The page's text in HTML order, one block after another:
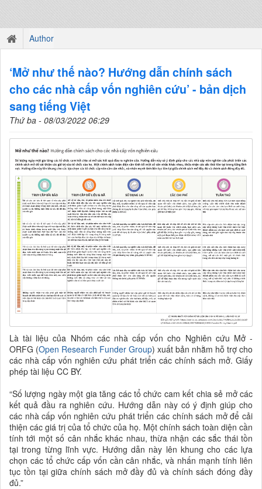
Author
‘Mở như thế nào? Hướng dẫn chính sách
cho các nhà cấp vốn nghiên cứu’ - bản dịch
sang tiếng Việt
Thứ ba - 08/03/2022 06:29
Là tài liệu của Nhóm các nhà cấp vốn cho Nghiên cứu Mở -
ORFG (Open Research Funder Group) xuất bản nhằm hỗ trợ cho
các nhà cấp vốn nghiên cứu phát triển các chính sách mở. Giấy
phép tài liệu CC BY.
“Số lượng ngày một gia tăng các tổ chức cam kết chia sẻ mở các
kết quả đầu ra nghiên cứu. Hướng dẫn này có ý định giúp cho
các nhà cấp vốn nghiên cứu phát triển các chính sách mở để cải
thiện các giá trị của tổ chức của họ. Một chính sách toàn diện cần
tính tới một số cân nhắc khác nhau, thừa nhận các sắc thái tồn
tại trong từng lĩnh vực. Hướng dẫn này lên khung cho các lựa
chọn các tổ chức cấp vốn cần cân nhắc, và nhấn mạnh tính liên
tục tồn tại giữa chính sách mở đầy đủ và chính sách đóng đầy
đủ.”